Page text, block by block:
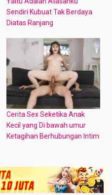
Sendiri Kubuat Tak Berdaya
Diatas Ranjang
Cerita Sex Seketika Anak
Kecil yang Di bawah umur
Ketagihan Berhubungan Intim